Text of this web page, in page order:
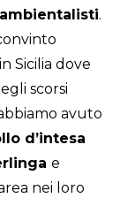
ambientalisti.
Sicilia dove
scorsi
avuto
d’intesa
e
nei loro